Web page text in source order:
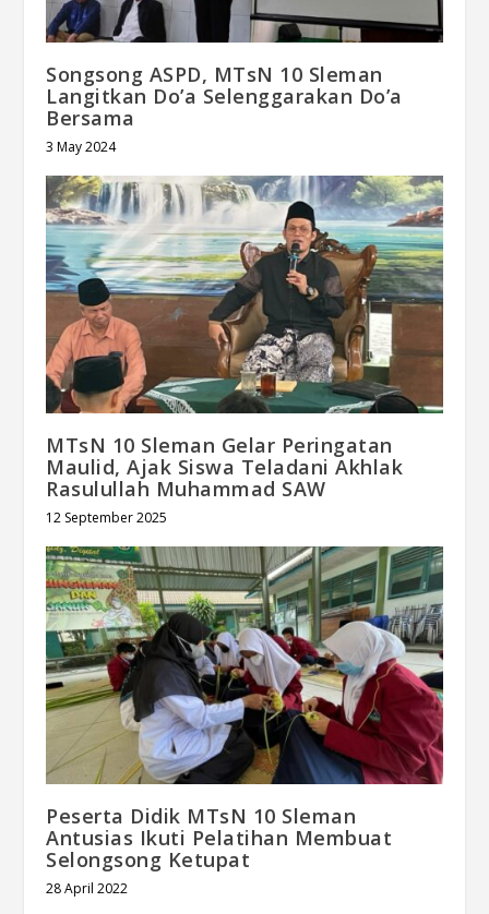
Songsong ASPD, MTsN 10 Sleman
Langitkan Do’a Selenggarakan Do’a
Bersama
3 May 2024
MTsN 10 Sleman Gelar Peringatan
Maulid, Ajak Siswa Teladani Akhlak
Rasulullah Muhammad SAW
12 September 2025
Peserta Didik MTsN 10 Sleman
Antusias Ikuti Pelatihan Membuat
Selongsong Ketupat
28 April 2022